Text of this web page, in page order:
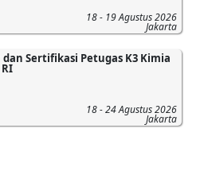
18 - 19 Agustus 2026
Jakarta
Sertifikasi Petugas K3 Kimia
RI
18 - 24 Agustus 2026
Jakarta